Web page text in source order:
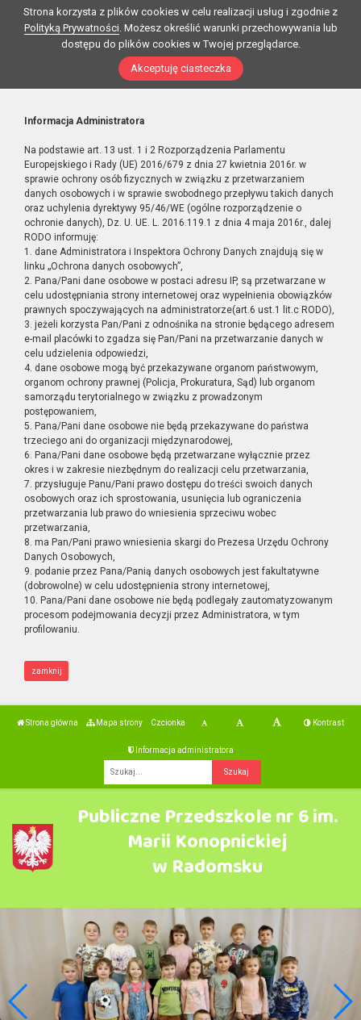
Strona korzysta z plików cookies w celu realizacji usług i zgodnie z
Polityką Prywatności. Możesz określić warunki przechowywania lub
dostępu do plików cookies w Twojej przeglądarce.
Akceptuję ciasteczka
Informacja Administratora
Na podstawie art. 13 ust. 1 i 2 Rozporządzenia Parlamentu
Europejskiego i Rady (UE) 2016/679 z dnia 27 kwietnia 2016r. w
sprawie ochrony osób fizycznych w związku z przetwarzaniem
danych osobowych i w sprawie swobodnego przepływu takich danych
oraz uchylenia dyrektywy 95/46/WE (ogólne rozporządzenie o
ochronie danych), Dz. U. UE. L. 2016.119.1 z dnia 4 maja 2016r., dalej
RODO informuję:
1. dane Administratora i Inspektora Ochrony Danych znajdują się w
linku „Ochrona danych osobowych”,
2. Pana/Pani dane osobowe w postaci adresu IP, są przetwarzane w
celu udostępniania strony internetowej oraz wypełnienia obowiązków
prawnych spoczywających na administratorze(art.6 ust.1 lit.c RODO),
3. jeżeli korzysta Pan/Pani z odnośnika na stronie będącego adresem
e-mail placówki to zgadza się Pan/Pani na przetwarzanie danych w
celu udzielenia odpowiedzi,
4. dane osobowe mogą być przekazywane organom państwowym,
organom ochrony prawnej (Policja, Prokuratura, Sąd) lub organom
samorządu terytorialnego w związku z prowadzonym
postępowaniem,
5. Pana/Pani dane osobowe nie będą przekazywane do państwa
trzeciego ani do organizacji międzynarodowej,
6. Pana/Pani dane osobowe będą przetwarzane wyłącznie przez
okres i w zakresie niezbędnym do realizacji celu przetwarzania,
7. przysługuje Panu/Pani prawo dostępu do treści swoich danych
osobowych oraz ich sprostowania, usunięcia lub ograniczenia
przetwarzania lub prawo do wniesienia sprzeciwu wobec
przetwarzania,
8. ma Pan/Pani prawo wniesienia skargi do Prezesa Urzędu Ochrony
Danych Osobowych,
9. podanie przez Pana/Panią danych osobowych jest fakultatywne
(dobrowolne) w celu udostępnienia strony internetowej,
10. Pana/Pani dane osobowe nie będą podlegały zautomatyzowanym
procesom podejmowania decyzji przez Administratora, w tym
profilowaniu.
zamknij
Strona główna Mapa strony Czcionka Kontrast
Informacja administratora
Publiczne Przedszkole nr 6 im.
Marii Konopnickiej
w Radomsku